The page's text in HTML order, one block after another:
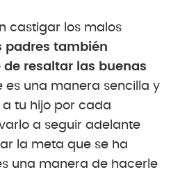
castigar los malos
padres también
resaltar las buenas
es una manera sencilla y
tu hijo por cada
a seguir adelante
la meta que se ha
una manera de hacerle